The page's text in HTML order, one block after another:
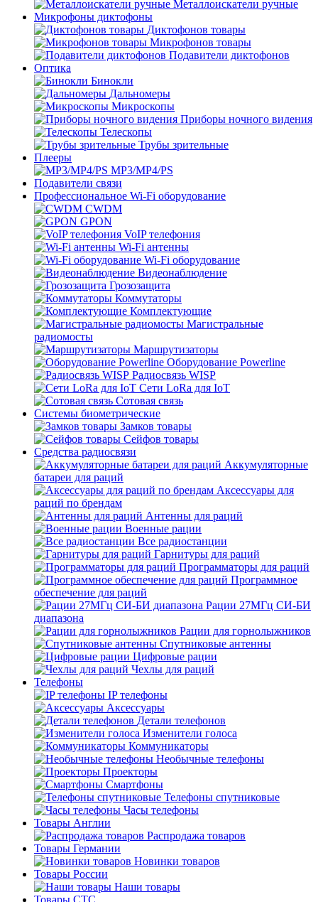
Металлоискатели ручные
Микрофоны диктофоны
Диктофонов товары
Микрофонов товары
Подавители диктофонов
Оптика
Бинокли
Дальномеры
Микроскопы
Приборы ночного видения
Телескопы
Трубы зрительные
Плееры
MP3/MP4/PS
Подавители связи
Профессиональное Wi-Fi оборудование
CWDM
GPON
VoIP телефония
Wi-Fi антенны
Wi-Fi оборудование
Видеонаблюдение
Грозозащита
Коммутаторы
Комплектующие
Магистральные
радиомосты
Маршрутизаторы
Оборудование Powerline
Радиосвязь WISP
Сети LoRa для IoT
Сотовая связь
Системы биометрические
Замков товары
Сейфов товары
Средства радиосвязи
Аккумуляторные
батареи для раций
Аксессуары для
раций по брендам
Антенны для раций
Военные рации
Все радиостанции
Гарнитуры для раций
Программаторы для раций
Программное
обеспечение для раций
Рации 27МГц СИ-БИ
диапазона
Рации для горнолыжников
Спутниковые антенны
Цифровые рации
Чехлы для раций
Телефоны
IP телефоны
Аксессуары
Детали телефонов
Изменители голоса
Коммуникаторы
Необычные телефоны
Проекторы
Смартфоны
Телефоны спутниковые
Часы телефоны
Товары Англии
Распродажа товаров
Товары Германии
Новинки товаров
Товары России
Наши товары
Товары СТС